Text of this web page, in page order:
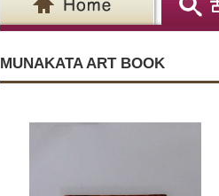
MUNAKATA ART BOOK